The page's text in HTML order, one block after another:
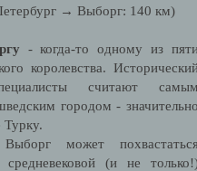
→ Выборг: 140 км)
- когда-то одному из
королевства.
считают
городом -
может
(и не